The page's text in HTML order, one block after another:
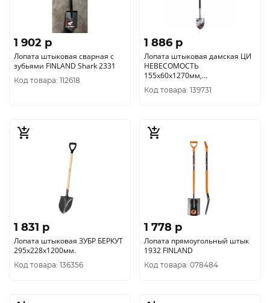
1 902 p
Лопата штыковая сварная с
зубьями FINLAND Shark 2331
Код товара: 112618
1 886 p
Лопата штыковая дамская ЦИ
НЕВЕСОМОСТЬ
155х60х1270мм,
алюминиевый черенок2287-ч
Код товара: 139731
1 831 p
Лопата штыковая ЗУБР БЕРКУТ
295х228х1200мм.
Код товара: 136356
1 778 p
Лопата прямоугольный штык
1932 FINLAND
Код товара: 078484